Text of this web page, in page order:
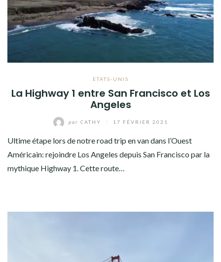
ETATS-UNIS
La Highway 1 entre San Francisco et Los
Angeles
par CATHY 17 FÉVRIER 2021
Ultime étape lors de notre road trip en van dans l’Ouest
Américain: rejoindre Los Angeles depuis San Francisco par la
mythique Highway 1. Cette route…